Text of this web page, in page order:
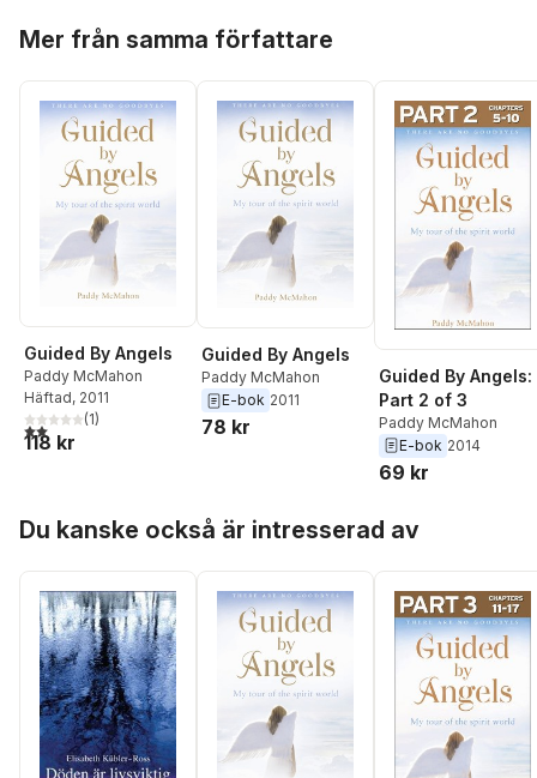
Mer från samma författare
Guided By Angels
Paddy McMahon
Häftad, 2011
2,0utav 5 stjärnor. Totalt antal röster:
(1)
118 kr
Guided By Angels
Paddy McMahon
E-bok 2011
78 kr
Guided By Angels:
Part 2 of 3
Paddy McMahon
E-bok 2014
69 kr
Du kanske också är intresserad av